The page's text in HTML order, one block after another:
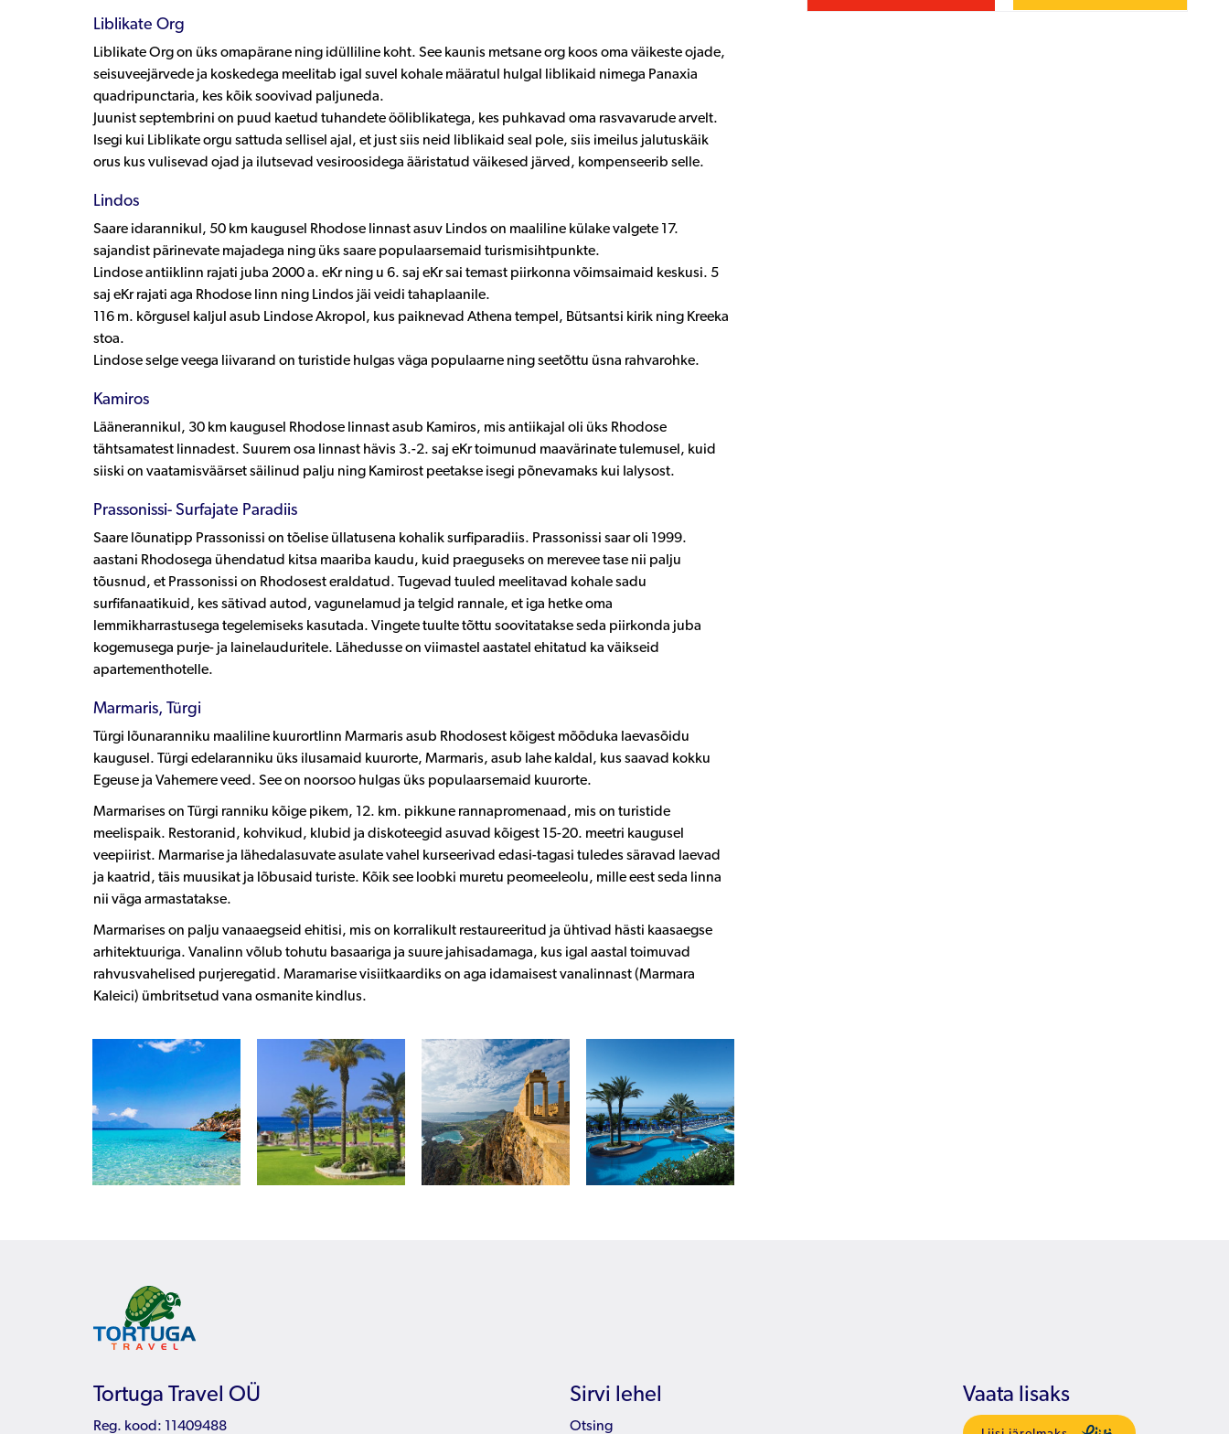
Liblikate Org
Liblikate Org on üks omapärane ning idülliline koht. See kaunis metsane org koos oma väikeste ojade,
seisuveejärvede ja koskedega meelitab igal suvel kohale määratul hulgal liblikaid nimega Panaxia
quadripunctaria, kes kõik soovivad paljuneda.
Juunist septembrini on puud kaetud tuhandete ööliblikatega, kes puhkavad oma rasvavarude arvelt.
Isegi kui Liblikate orgu sattuda sellisel ajal, et just siis neid liblikaid seal pole, siis imeilus jalutuskäik
orus kus vulisevad ojad ja ilutsevad vesiroosidega ääristatud väikesed järved, kompenseerib selle.
Lindos
Saare idarannikul, 50 km kaugusel Rhodose linnast asuv Lindos on maaliline külake valgete 17.
sajandist pärinevate majadega ning üks saare populaarsemaid turismisihtpunkte.
Lindose antiiklinn rajati juba 2000 a. eKr ning u 6. saj eKr sai temast piirkonna võimsaimaid keskusi. 5
saj eKr rajati aga Rhodose linn ning Lindos jäi veidi tahaplaanile.
116 m. kõrgusel kaljul asub Lindose Akropol, kus paiknevad Athena tempel, Bütsantsi kirik ning Kreeka
stoa.
Lindose selge veega liivarand on turistide hulgas väga populaarne ning seetõttu üsna rahvarohke.
Kamiros
Läänerannikul, 30 km kaugusel Rhodose linnast asub Kamiros, mis antiikajal oli üks Rhodose
tähtsamatest linnadest. Suurem osa linnast hävis 3.-2. saj eKr toimunud maavärinate tulemusel, kuid
siiski on vaatamisväärset säilinud palju ning Kamirost peetakse isegi põnevamaks kui Ialysost.
Prassonissi- Surfajate Paradiis
Saare lõunatipp Prassonissi on tõelise üllatusena kohalik surfiparadiis. Prassonissi saar oli 1999.
aastani Rhodosega ühendatud kitsa maariba kaudu, kuid praeguseks on merevee tase nii palju
tõusnud, et Prassonissi on Rhodosest eraldatud. Tugevad tuuled meelitavad kohale sadu
surfifanaatikuid, kes sätivad autod, vagunelamud ja telgid rannale, et iga hetke oma
lemmikharrastusega tegelemiseks kasutada. Vingete tuulte tõttu soovitatakse seda piirkonda juba
kogemusega purje- ja lainelauduritele. Lähedusse on viimastel aastatel ehitatud ka väikseid
apartementhotelle.
Marmaris, Türgi
Türgi lõunaranniku maaliline kuurortlinn Marmaris asub Rhodosest kõigest mõõduka laevasõidu
kaugusel. Türgi edelaranniku üks ilusamaid kuurorte, Marmaris, asub lahe kaldal, kus saavad kokku
Egeuse ja Vahemere veed. See on noorsoo hulgas üks populaarsemaid kuurorte.
Marmarises on Türgi ranniku kõige pikem, 12. km. pikkune rannapromenaad, mis on turistide
meelispaik. Restoranid, kohvikud, klubid ja diskoteegid asuvad kõigest 15-20. meetri kaugusel
veepiirist. Marmarise ja lähedalasuvate asulate vahel kurseerivad edasi-tagasi tuledes säravad laevad
ja kaatrid, täis muusikat ja lõbusaid turiste. Kõik see loobki muretu peomeeleolu, mille eest seda linna
nii väga armastatakse.
Marmarises on palju vanaaegseid ehitisi, mis on korralikult restaureeritud ja ühtivad hästi kaasaegse
arhitektuuriga. Vanalinn võlub tohutu basaariga ja suure jahisadamaga, kus igal aastal toimuvad
rahvusvahelised purjeregatid. Maramarise visiitkaardiks on aga idamaisest vanalinnast (Marmara
Kaleici) ümbritsetud vana osmanite kindlus.
Tortuga Travel OÜ
Reg. kood: 11409488
Sirvi lehel
Otsing
Vaata lisaks